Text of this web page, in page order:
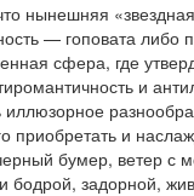
нынешняя
— гоповата либо
сфера, где
и
иллюзорное
и
бумер, ветер с
бодрой, задорной,